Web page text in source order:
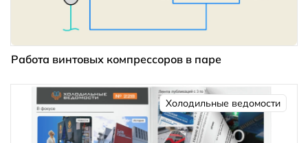
Работа винтовых компрессоров в паре
Холодильные ведомости